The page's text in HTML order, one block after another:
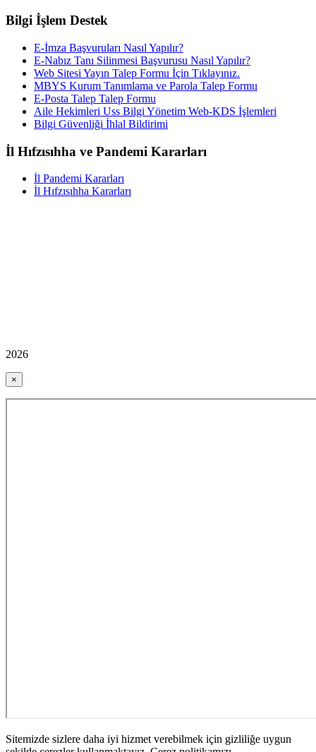
Bilgi İşlem Destek
E-İmza Başvuruları Nasıl Yapılır?
E-Nabız Tanı Silinmesi Başvurusu Nasıl Yapılır?
Web Sitesi Yayın Talep Formu İçin Tıklayınız.
MBYS Kurum Tanımlama ve Parola Talep Formu
E-Posta Talep Talep Formu
Aile Hekimleri Uss Bilgi Yönetim Web-KDS İşlemleri
Bilgi Güvenliği İhlal Bildirimi
İl Hıfzısıhha ve Pandemi Kararları
İl Pandemi Kararları
İl Hıfzısıhha Kararları
2026
×
Sitemizde sizlere daha iyi hizmet verebilmek için gizliliğe uygun